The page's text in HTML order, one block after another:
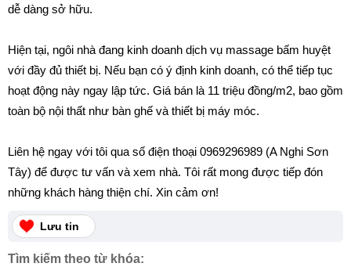
dễ dàng sở hữu.
Hiện tại, ngôi nhà đang kinh doanh dịch vụ massage bấm huyệt
với đầy đủ thiết bị. Nếu bạn có ý định kinh doanh, có thể tiếp tục
hoạt động này ngay lập tức. Giá bán là 11 triệu đồng/m2, bao gồm
toàn bộ nội thất như bàn ghế và thiết bị máy móc.
Liên hệ ngay với tôi qua số điện thoại 0969296989 (A Nghi Sơn
Tây) để được tư vấn và xem nhà. Tôi rất mong được tiếp đón
những khách hàng thiện chí. Xin cảm ơn!
Lưu tin
Tìm kiếm theo từ khóa: